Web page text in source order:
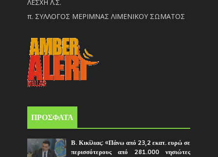
ΛΕΣΧΗ Λ.Σ.
π. ΣΥΛΛΟΓΟΣ ΜΕΡΙΜΝΑΣ ΛΙΜΕΝΙΚΟΥ ΣΩΜΑΤΟΣ
ΠΡΟΣΦΑΤΑ
Β. Κικίλιας: «Πάνω από 23,2 εκατ. ευρώ σε
περισσότερους από 281.000 νησιώτες